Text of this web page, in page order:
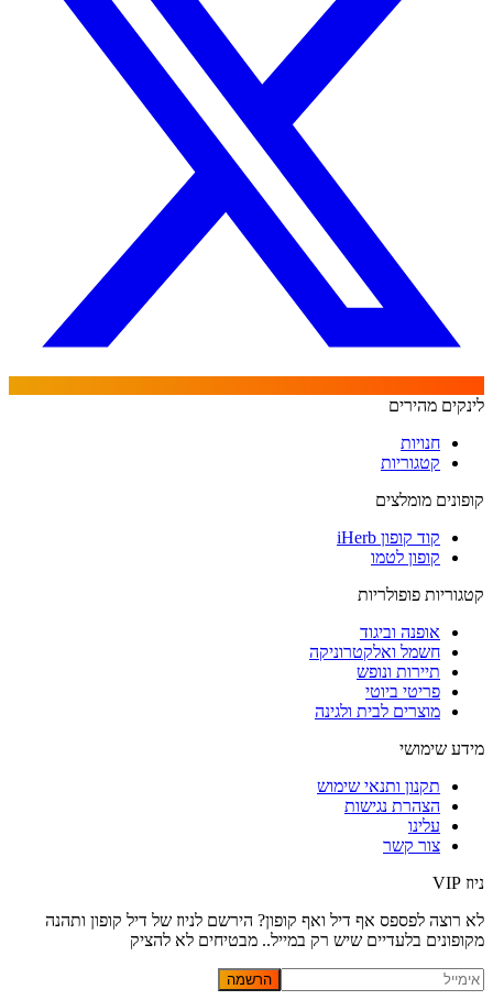
לינקים מהירים
חנויות
קטגוריות
קופונים מומלצים
קוד קופון iHerb
קופון לטמו
קטגוריות פופולריות
אופנה וביגוד
חשמל ואלקטרוניקה
תיירות ונופש
פריטי ביוטי
מוצרים לבית ולגינה
מידע שימושי
תקנון ותנאי שימוש
הצהרת נגישות
עלינו
צור קשר
ניוז VIP
לא רוצה לפספס אף דיל ואף קופון? הירשם לניוז של דיל קופון ותהנה
מקופונים בלעדיים שיש רק במייל.. מבטיחים לא להציק
הרשמה